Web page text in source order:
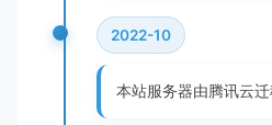
2022-10
本站服务器由腾讯云迁